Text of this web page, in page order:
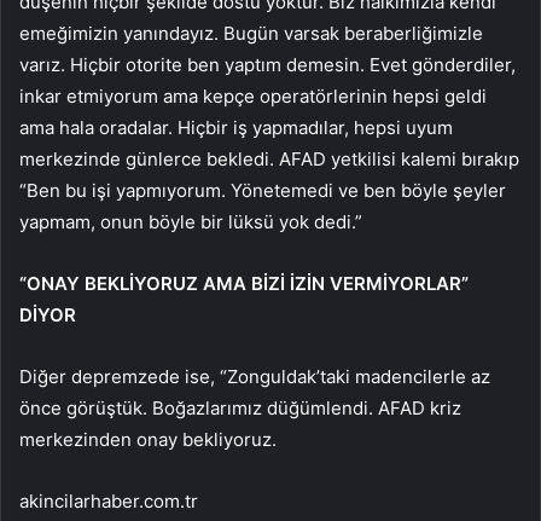
emeğimizin yanındayız. Bugün varsak beraberliğimizle
varız. Hiçbir otorite ben yaptım demesin. Evet gönderdiler,
inkar etmiyorum ama kepçe operatörlerinin hepsi geldi
ama hala oradalar. Hiçbir iş yapmadılar, hepsi uyum
merkezinde günlerce bekledi. AFAD yetkilisi kalemi bırakıp
“Ben bu işi yapmıyorum. Yönetemedi ve ben böyle şeyler
yapmam, onun böyle bir lüksü yok dedi.”
“ONAY BEKLİYORUZ AMA BİZİ İZİN VERMİYORLAR”
DİYOR
Diğer depremzede ise, “Zonguldak’taki madencilerle az
önce görüştük. Boğazlarımız düğümlendi. AFAD kriz
merkezinden onay bekliyoruz.
akincilarhaber.com.tr